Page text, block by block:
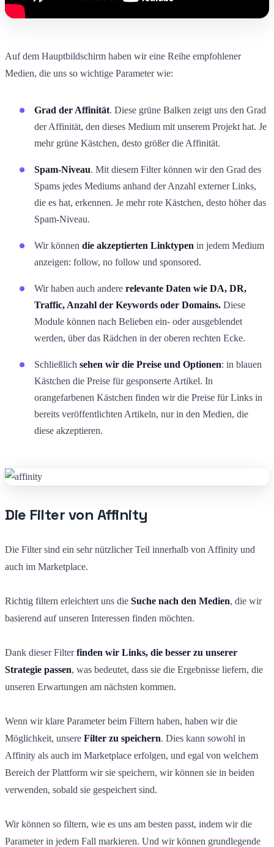
Auf dem Hauptbildschirm haben wir eine Reihe empfohlener
Medien, die uns so wichtige Parameter wie:
Grad der Affinität. Diese grüne Balken zeigt uns den Grad
der Affinität, den dieses Medium mit unserem Projekt hat. Je
mehr grüne Kästchen, desto größer die Affinität.
Spam-Niveau. Mit diesem Filter können wir den Grad des
Spams jedes Mediums anhand der Anzahl externer Links,
die es hat, erkennen. Je mehr rote Kästchen, desto höher das
Spam-Niveau.
Wir können die akzeptierten Linktypen in jedem Medium
anzeigen: follow, no follow und sponsored.
Wir haben auch andere relevante Daten wie DA, DR,
Traffic, Anzahl der Keywords oder Domains. Diese
Module können nach Belieben ein- oder ausgeblendet
werden, über das Rädchen in der oberen rechten Ecke.
Schließlich sehen wir die Preise und Optionen: in blauen
Kästchen die Preise für gesponserte Artikel. In
orangefarbenen Kästchen finden wir die Preise für Links in
bereits veröffentlichten Artikeln, nur in den Medien, die
diese akzeptieren.
Die Filter von Affinity
Die Filter sind ein sehr nützlicher Teil innerhalb von Affinity und
auch im Marketplace.
Richtig filtern erleichtert uns die Suche nach den Medien, die wir
basierend auf unseren Interessen finden möchten.
Dank dieser Filterfinden wir Links, die besser zu unserer
Strategie passen, was bedeutet, dass sie die Ergebnisse liefern, die
unseren Erwartungen am nächsten kommen.
Wenn wir klare Parameter beim Filtern haben, haben wir die
Möglichkeit, unsere Filter zu speichern. Dies kann sowohl in
Affinity als auch im Marketplace erfolgen, und egal von welchem
Bereich der Plattform wir sie speichern, wir können sie in beiden
verwenden, sobald sie gespeichert sind.
Wir können so filtern, wie es uns am besten passt, indem wir die
Parameter in jedem Fall markieren. Und wir können grundlegende